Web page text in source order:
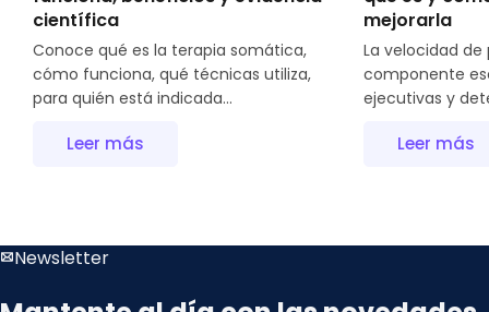
científica
Conoce qué es la terapia somática,
cómo funciona, qué técnicas utiliza,
para quién está indicada...
Leer más
mejorarla
La velocidad
componente
ejecutivas y
Leer más